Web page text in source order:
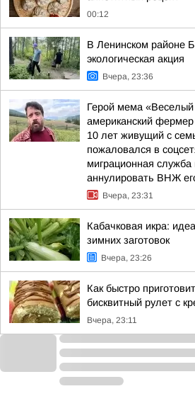
00:12
В Ленинском районе
экологическая акция
Вчера, 23:36
Герой мема
американский
10 лет живущий с
пожаловался в
миграционная служба
аннулировать ВНЖ
Вчера, 23:31
Кабачковая икра:
зимних заготовок
Вчера, 23:26
Как быстро
бисквитный рулет с
Вчера, 23:11